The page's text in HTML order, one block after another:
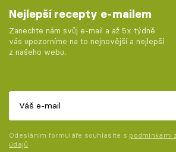
Nejlepší recepty e-mailem
Zanechte nám svůj e-mail a až 5x týdně
vás upozorníme na to nejnovější a nejlepší
z našeho webu.
Odesláním formuláře souhlasíte s podmínkami
údajů